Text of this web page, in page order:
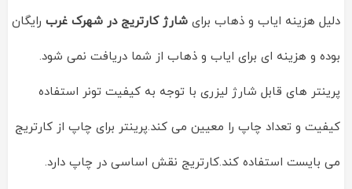
دلیل هزینه ایاب و ذهاب برای شارژ کارتریج در شهرک غرب رایگان
بوده و هزینه ای برای ایاب و ذهاب از شما دریافت نمی شود.
پرینتر های قابل شارژ لیزری با توجه به کیفیت تونر استفاده
کیفیت و تعداد چاپ را معیین می کند.پرینتر برای چاپ از کارتریج
می بایست استفاده کند.کارتریج نقش اساسی در چاپ دارد.